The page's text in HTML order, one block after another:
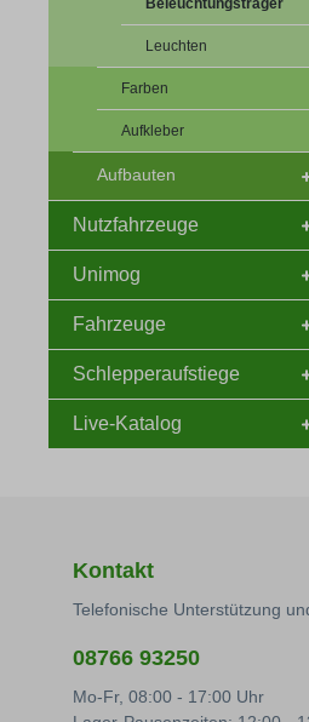
Beleuchtungsträger
Leuchten
Farben
Aufkleber
Aufbauten
Nutzfahrzeuge
Unimog
Fahrzeuge
Schlepperaufstiege
Live-Katalog
Kontakt
Telefonische Unterstützung
08766 93250
Mo-Fr, 08:00 - 17:00 Uhr